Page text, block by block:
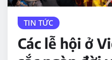
TIN TỨC
Các lễ hội ở